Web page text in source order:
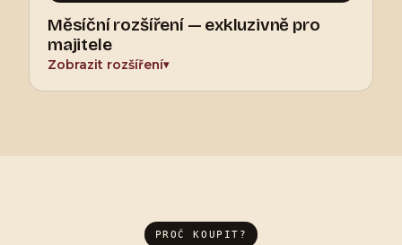
Měsíční rozšíření — exkluzivně pro
majitele
Zobrazit rozšíření▾
PROČ KOUPIT?